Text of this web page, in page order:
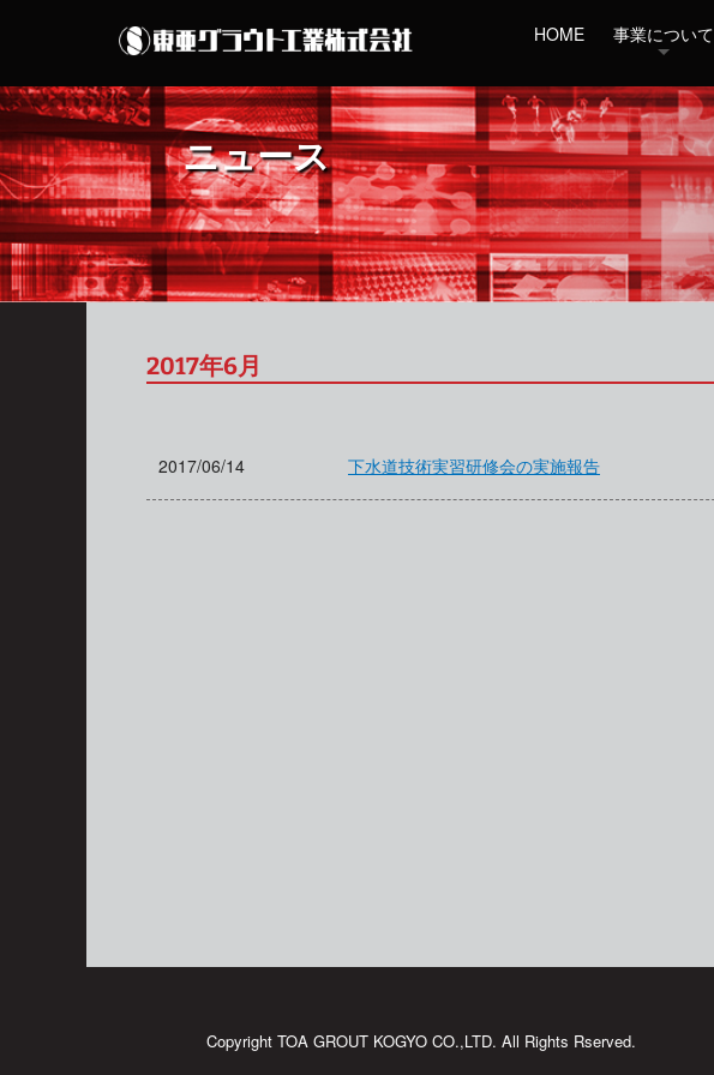
HOME 事業について
ニュース
2017年6月
2017/06/14 下水道技術実習研修会の実施報告
Copyright TOA GROUT KOGYO CO.,LTD. All Rights Rserved.